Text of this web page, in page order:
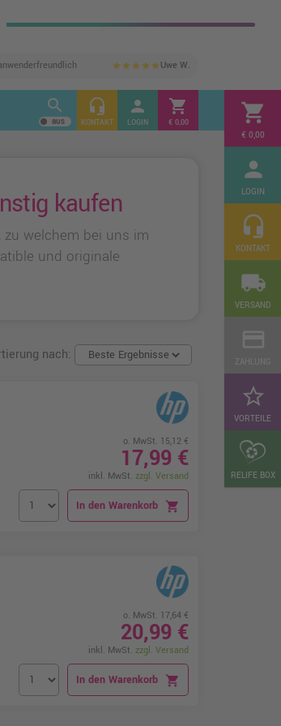
star star star star star Uwe W.
shopping_cart
€ 0,00
person
LOGIN
headset_mic
KONTAKT
local_shipping
VERSAND
star_border
VORTEILE
RELIFE BOX
search headset_mic
KONTAKT
person
LOGIN
shopping_cart
€ 0,00
kaufen
zu welchem bei uns im
und originale
nach:
o. MwSt. 15,12 €
17,99 €
inkl. MwSt. zzgl. Versand
In den Warenkorb shopping_cart
o. MwSt. 17,64 €
20,99 €
inkl. MwSt. zzgl. Versand
In den Warenkorb shopping_cart